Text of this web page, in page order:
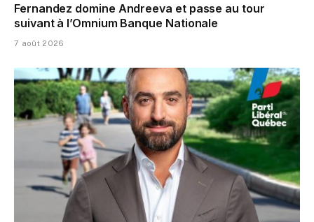
Fernandez domine Andreeva et passe au tour
suivant à l’Omnium Banque Nationale
7 août 2026